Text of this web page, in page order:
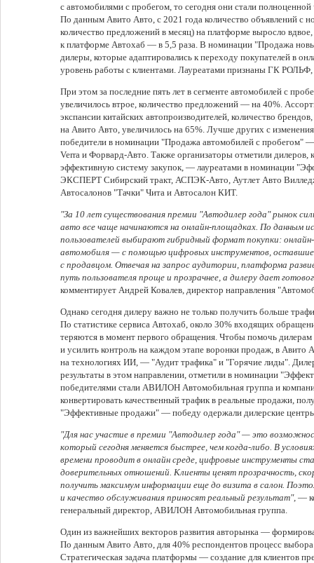
с автомобилями с пробегом, то сегодня они стали
По данным Авито Авто, с 2021 года количество объявлений с
количество предложений в месяц) на платформе выросло
к платформе Автохаб — в 5,5 раза. В номинации "Продажа
дилеры, которые адаптировались к переходу покупателей в
уровень работы с клиентами. Лауреатами признаны ГК
При этом за последние пять лет в сегменте автомобилей с
увеличилось втрое, количество предложений — на 40%.
экспансии китайских автопроизводителей, количество
на Авито Авто, увеличилось на 65%. Лучше других с
победители в номинации "Продажа автомобилей с пробегом"
Verra и Форвард-Авто. Также организаторы отметили дилеров,
эффективную систему закупок, — лауреатами в номинации
ЭКСПЕРТ Сибирский тракт, АСПЭК-Авто, Аутлет Авто
Автосалонов "Тачки" Чита и Автосалон КИТ.
"За 10 лет существования премии "Автодилер года" рынок
авто все чаще начинаются на онлайн-площадках. По данным
пользователей выбирают гибридный формат покупки:
автомобиля — с помощью цифровых инструментов,
с продавцом. Отвечая на запрос аудитории, платформа
путь пользователя проще и прозрачнее, а дилеру дает
комментирует Андрей Ковалев, директор направления
Однако сегодня дилеру важно не только получить больше
По статистике сервиса Автохаб, около 30% входящих
теряются в момент первого обращения. Чтобы помочь дилерам
и усилить контроль на каждом этапе воронки продаж, в
на технологиях ИИ, — "Аудит трафика" и "Горячие лиды".
результаты в этом направлении, отметили в номинации
победителями стали АВИЛОН Автомобильная группа и
конвертировать качественный трафик в реальные продажи,
"Эффективные продажи" — победу одержали дилерские
"Для нас участие в премии "Автодилер года" — это
который сегодня меняется быстрее, чем когда-либо. В
времени проводит в онлайн среде, цифровые инструменты
доверительных отношений. Клиенты ценят прозрачность,
получить максимум информации еще до визита в салон.
и качество обслуживания приносят реальный результат", —
генеральный директор, АВИЛОН Автомобильная группа.
Один из важнейших векторов развития авторынка —
По данным Авито Авто, для 40% респондентов процесс
Стратегическая задача платформы — создание для клиентов